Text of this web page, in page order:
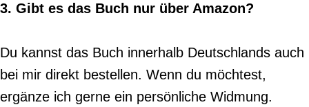
3. Gibt es das Buch nur über Amazon?
Du kannst das Buch innerhalb Deutschlands auch
bei mir direkt bestellen. Wenn du möchtest,
ergänze ich gerne ein persönliche Widmung.